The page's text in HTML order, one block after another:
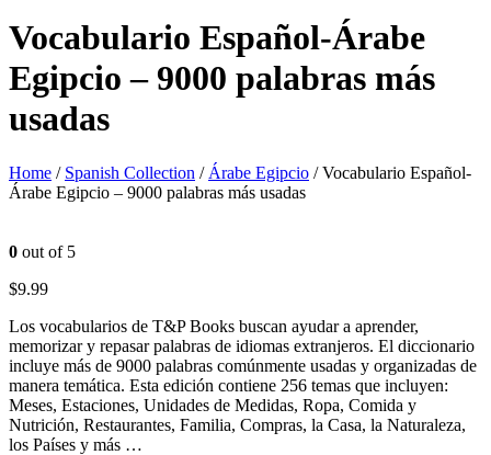
Vocabulario Español-Árabe
Egipcio – 9000 palabras más
usadas
Home / Spanish Collection / Árabe Egipcio / Vocabulario Español-
Árabe Egipcio – 9000 palabras más usadas
0 out of 5
$9.99
Los vocabularios de T&P Books buscan ayudar a aprender,
memorizar y repasar palabras de idiomas extranjeros. El diccionario
incluye más de 9000 palabras comúnmente usadas y organizadas de
manera temática. Esta edición contiene 256 temas que incluyen:
Meses, Estaciones, Unidades de Medidas, Ropa, Comida y
Nutrición, Restaurantes, Familia, Compras, la Casa, la Naturaleza,
los Países y más …